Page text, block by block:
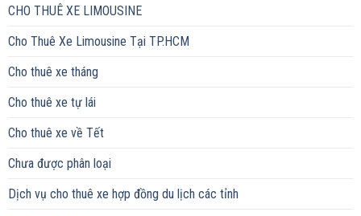
CHO THUÊ XE LIMOUSINE
Cho Thuê Xe Limousine Tại TP.HCM
Cho thuê xe tháng
Cho thuê xe tự lái
Cho thuê xe về Tết
Chưa được phân loại
Dịch vụ cho thuê xe hợp đồng du lịch các tỉnh